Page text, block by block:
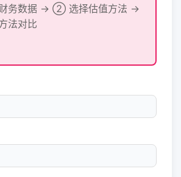
务数据 → ② 选择估值方法 →
法对比